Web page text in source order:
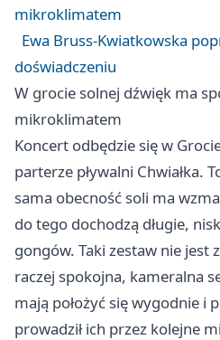
mikroklimatem
Ewa Bruss-Kwiatkowska
doświadczeniu
W grocie solnej dźwięk ma
mikroklimatem
Koncert odbędzie się w
parterze pływalni Chwiałka.
sama obecność soli ma
do tego dochodzą długie,
gongów. Taki zestaw nie jest
raczej spokojna, kameralna
mają położyć się wygodnie i
prowadził ich przez kolejne